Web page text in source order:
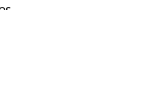
et les